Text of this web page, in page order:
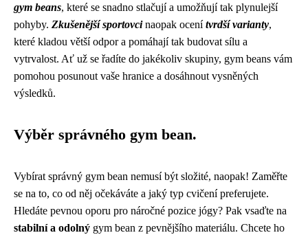
gym beans, které se snadno stlačují a umožňují tak plynulejší
pohyby. Zkušenější sportovcinaopak ocenítvrdší varianty,
které kladou větší odpor a pomáhají tak budovat sílu a
vytrvalost. Ať už se řadíte do jakékoliv skupiny, gym beans vám
pomohou posunout vaše hranice a dosáhnout vysněných
výsledků.
Výběr správného gym bean.
Vybírat správný gym bean nemusí být složité, naopak! Zaměřte
se na to, co od něj očekáváte a jaký typ cvičení preferujete.
Hledáte pevnou oporu pro náročné pozice jógy? Pak vsaďte na
stabilní a odolný gym bean z pevnějšího materiálu. Chcete ho